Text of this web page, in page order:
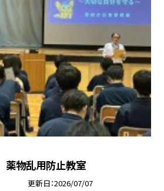
薬物乱用防止教室
更新日 2026/07/07